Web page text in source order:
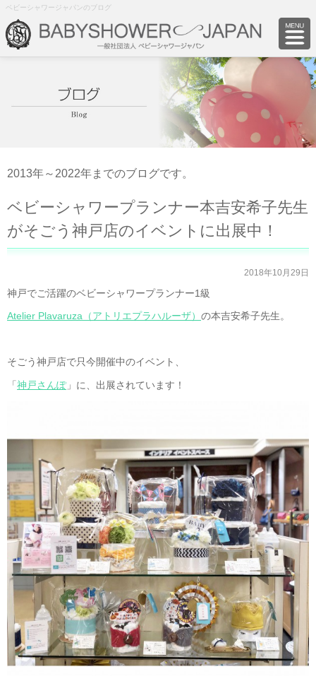
ベビーシャワージャパンのブログ
2013年～2022年までのブログです。
ベビーシャワープランナー本吉安希子先生
がそごう神戸店のイベントに出展中！
2018年10月29日
神戸でご活躍のベビーシャワープランナー1級
Atelier Plavaruza（アトリエプラハルーザ） の本吉安希子先生。
そごう神戸店で只今開催中のイベント、
「 神戸さんぽ」に、出展されています！